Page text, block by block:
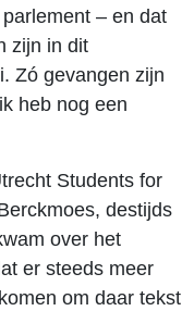
– en dat
zijn in dit
Zó gevangen zijn
heb nog een
Students for
destijds
over het
er steeds meer
om daar tekst